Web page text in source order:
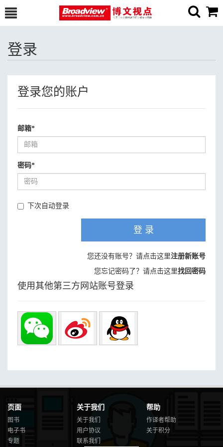
登录
登录您的账户
邮箱*
密码*
下次自动登录
登 录
您还没有账号？请点击这里注册新账号
您忘记密码了？请点击这里找回密码
使用其他第三方网站账号登录
页面
图书
电子书
专题
关于我们
关于我们
用户协议
联系我们
帮助
作译者帮助
关于积分